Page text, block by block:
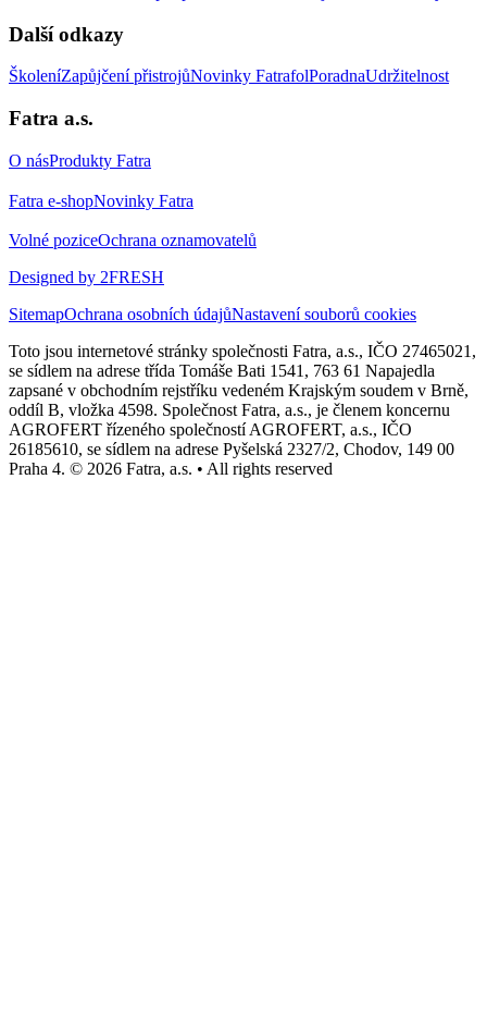
Další odkazy
ŠkoleníZapůjčení přistrojůNovinky FatrafolPoradnaUdržitelnost
Fatra a.s.
O násProdukty Fatra
Fatra e-shopNovinky Fatra
Volné poziceOchrana oznamovatelů
Designed by 2FRESH
SitemapOchrana osobních údajůNastavení souborů cookies
Toto jsou internetové stránky společnosti Fatra, a.s., IČO 27465021,
se sídlem na adrese třída Tomáše Bati 1541, 763 61 Napajedla
zapsané v obchodním rejstříku vedeném Krajským soudem v Brně,
oddíl B, vložka 4598. Společnost Fatra, a.s., je členem koncernu
AGROFERT řízeného společností AGROFERT, a.s., IČO
26185610, se sídlem na adrese Pyšelská 2327/2, Chodov, 149 00
Praha 4. © 2026 Fatra, a.s. • All rights reserved